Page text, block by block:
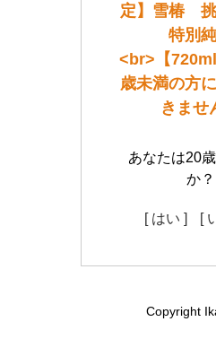
定】雪椿
特別
<br>【
歳未満の方
きませ
あなたは20
か？
[ はい ] [
Copyright